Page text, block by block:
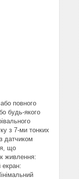
повного
будь-якого
з 7-ми тонких
датчиком
що
живлення:
екран: